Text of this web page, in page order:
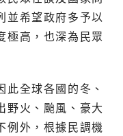
並希望政府多予以
極高，也深為民眾
此全球各國的冬、
野火、颱風、豪大
例外，根據民調機